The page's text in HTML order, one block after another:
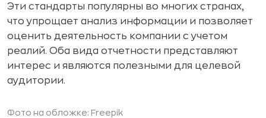
Эти стандарты популярны во многих странах,
что упрощает анализ информации и позволяет
оценить деятельность компании с учетом
реалий. Оба вида отчетности представляют
интерес и являются полезными для целевой
аудитории.
Фото на обложке: Freepik